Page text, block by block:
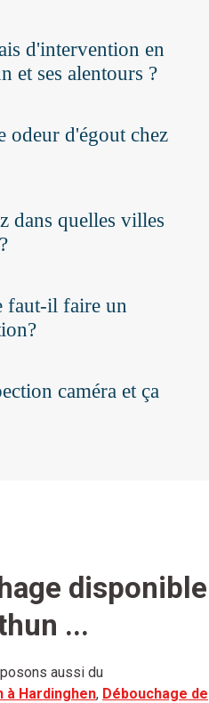
d'intervention en
et ses alentours ?
odeur d'égout chez
dans quelles villes
faut-il faire un
caméra et ça
disponible
...
aussi du
à Hardinghen, Débouchage de